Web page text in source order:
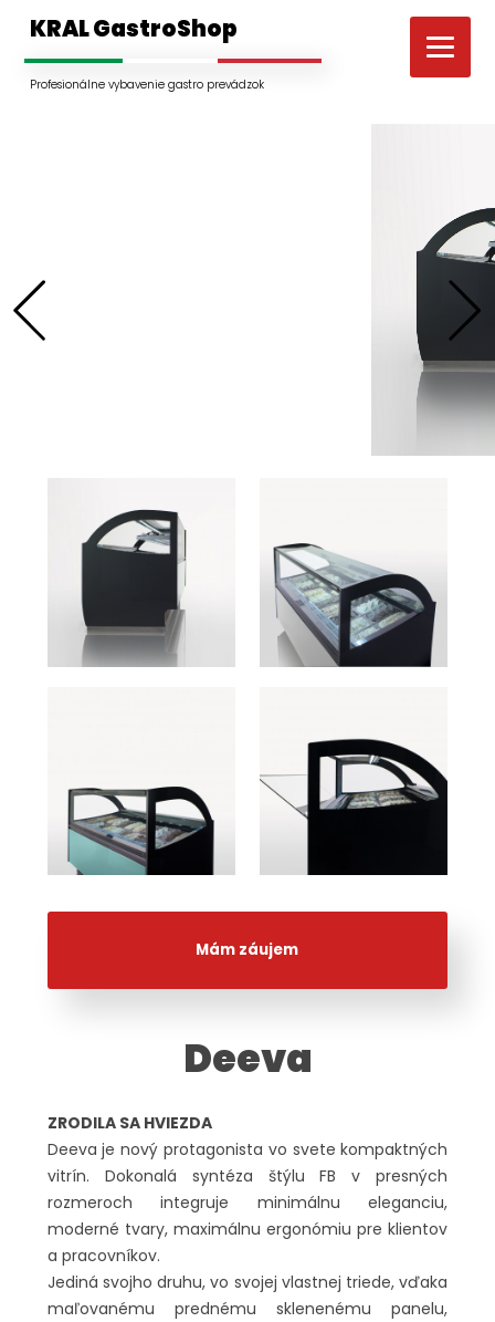
KRAL GastroShop
Profesionálne vybavenie gastro prevádzok
Mám záujem
Deeva
ZRODILA SA HVIEZDA
Deeva je nový protagonista vo svete kompaktných
vitrín. Dokonalá syntéza štýlu FB v presných
rozmeroch integruje minimálnu eleganciu,
moderné tvary, maximálnu ergonómiu pre klientov
a pracovníkov.
Jediná svojho druhu, vo svojej vlastnej triede, vďaka
maľovanému prednému sklenenému panelu,